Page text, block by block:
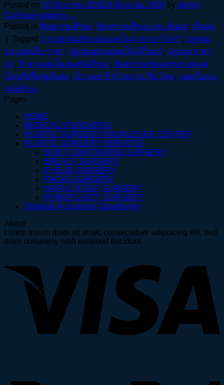
Posted on 10 มิถุนายน 202614 มิถุนายน 2026 by admin
Continue reading →
Posted in ศัลยกรรมศีรษะ, ศัลยกรรมศีรษะและเส้นผม, เส้นผม
Tagged การปลูกผมทับรอยแผลเป็นราคาเท่าไหร่?, ปลูกผม
บน แผลเป็น ราคา, ปลูกผมตรงแผลเป็นได้ไหม?, ปลูกผมราคา
ถูก, รักษาแผลเป็นบนหนังศีรษะ, ศัลยกรรมซ่อมแซมรอยแผล
เป็นเพื่อฟื้นฟูเส้นผม, เย็บ แผล ที่ หัว ผม จะ ขึ้น ไหม, แผลเป็นบน
หนังศีรษะ
Pages
HOME
MEDICAL STANDARDS
PLASTIC SURGERY KNOWLEDGE CENTER
PLASTIC SURGERY SERVICES
BODY CONTOURING SURGERY
BREAST SURGERY
EYELID SURGERY
FACIAL SURGERY
HAIR & SCALP SURGERY
RHINOPLASTY SURGERY
Strategic Acquisition Opportunity
About
Lorem ipsum dolor sit amet, consectetuer adipiscing elit, sed
diam nonummy nibh euismod tincidunt.